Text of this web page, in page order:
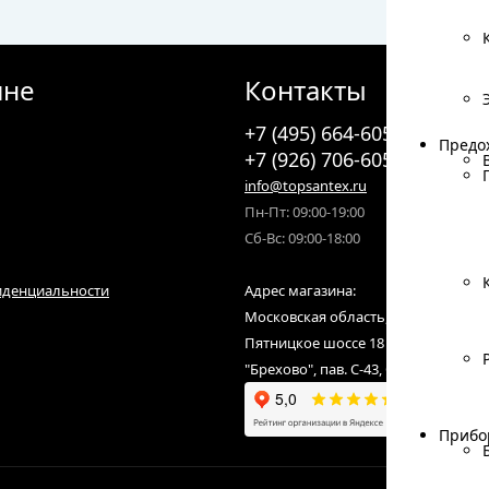
Контакты
+7 (495) 664-6055
+7 (926) 706-6055
info@topsantex.ru
Пн-Пт: 09:00-19:00
Сб-Вс: 09:00-18:00
Адрес магазина:
Московская область, городской
Пятницкое шоссе 18 км от
"Брехово", пав. С-43, С-07